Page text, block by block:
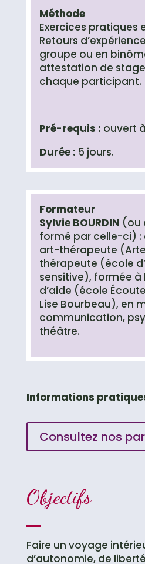
Méthode
Exercices pratiques
Retours
groupe ou en
attestation de
chaque participant.
Pré-requis : ouvert
Durée : 5 jours.
Formateur
Sylvie BOURDIN (ou
formé par celle-ci) :
art-thérapeute
thérapeute (école
sensitive), formée à
d’aide (école
Lise Bourbeau), en
communication,
théâtre.
Informations
Consultez nos
Objectifs
Faire un voyage
d’autonomie, de